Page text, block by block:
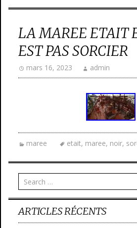
LA MAREE ETAIT
EST PAS SORCIER
mars 16, 2023 admin
maree etait, maree, noir,
ARTICLES RÉCENTS